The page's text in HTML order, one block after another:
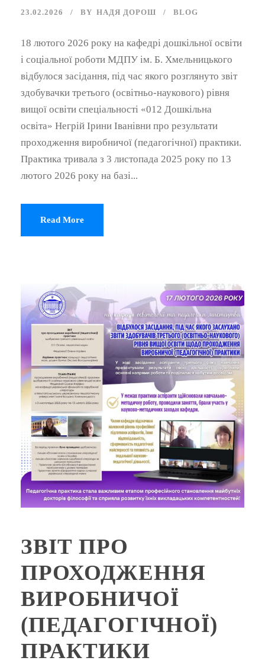
23.02.2026 BY НАДЯ ДОРОШ BLOG
18 лютого 2026 року на кафедрі дошкільної освіти
і соціальної роботи МДПУ ім. Б. Хмельницького
відбулося засідання, під час якого розглянуто звіт
здобувачки третього (освітньо-наукового) рівня
вищої освіти спеціальності «012 Дошкільна
освіта» Негрій Ірини Іванівни про результати
проходження виробничої (педагогічної) практики.
Практика тривала з 3 листопада 2025 року по 13
лютого 2026 року на базі...
Read More
ЗВІТ ПРО
ПРОХОДЖЕННЯ
ВИРОБНИЧОЇ
(ПЕДАГОГІЧНОЇ)
ПРАКТИКИ